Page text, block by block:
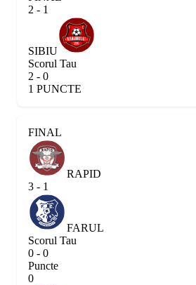
2 - 1
SIBIU
Scorul Tau
2 - 0
1 PUNCTE
FINAL
RAPID
3 - 1
FARUL
Scorul Tau
0 - 0
Puncte
0